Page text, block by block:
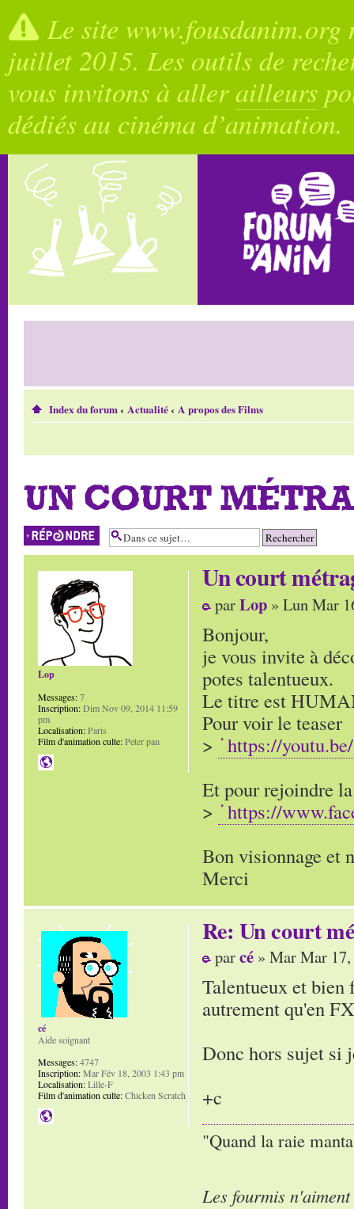
Le site
juillet 2015. Les outils de
vous invitons à allerailleurs
dédiés au cinéma d’animation.
Index du forum‹ Actualité‹ A propos des Films
UN COURT
Répondre
Un court
parLop » Lun Mar
Bonjour,
je vous invite à
potes talentueux.
Le titre est
Pour voir le teaser
>
https://
Et pour rejoindre
>
https://
Bon visionnage et
Merci
Lop
Messages:7
Inscription:Dim Nov 09, 2014 11:59
pm
Localisation:Paris
Film d'animation culte:Peter pan
Re: Un court
parcé » Mar Mar
Talentueux et bien
autrement qu'en
Donc hors sujet si
+c
"Quand la raie
Les fourmis
cé
Aide soignant
Messages:4747
Inscription:Mar Fév 18, 2003 1:43 pm
Localisation:Lille-F
Film d'animation culte:Chicken Scratch